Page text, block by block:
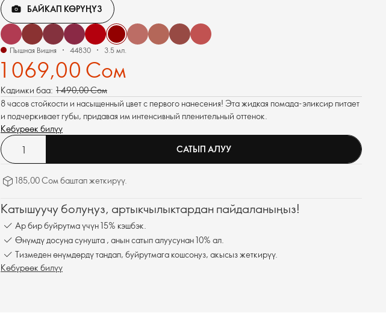
БАЙКАП КӨРҮҢҮЗ
Пышная Вишня 44830 3.5 мл.
1 069,00 Сом
Кадимки баа: 1 490,00 Сом
8 часов стойкости и насыщенный цвет с первого нанесения! Эта жидкая помада-эликсир питает
и подчеркивает губы, придавая им интенсивный пленительный оттенок.
Көбүрөөк билүү
САТЫП АЛУУ
185,00 Сом баштап жеткирүү.
Катышуучу болуңуз, артыкчылыктардан пайдаланыңыз!
Ар бир буйрутма үчүн 15% кэшбэк.
Өнүмдү досуңа сунушта , анын сатып алуусунан 10% ал.
Тизмеден өнүмдөрдү тандап, буйрутмага кошсоңуз, акысыз жеткирүү.
Көбүрөөк билүү